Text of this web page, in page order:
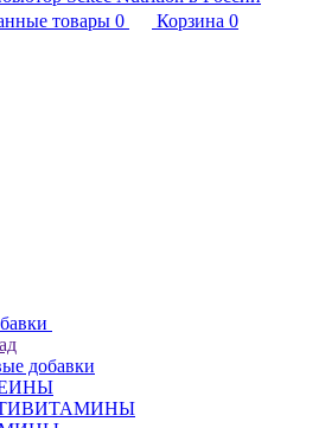
товары 0 Корзина 0
добавки